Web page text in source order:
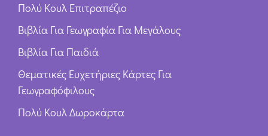
Πολύ Κουλ Επιτραπέζιο
Βιβλία Για Γεωγραφία Για Μεγάλους
Βιβλία Για Παιδιά
Θεματικές Ευχετήριες Κάρτες Για
Γεωγραφόφιλους
Πολύ Κουλ Δωροκάρτα